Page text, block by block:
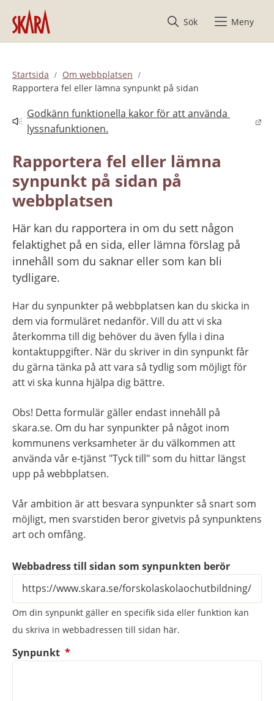
Hoppa till innehåll
Sök
Meny
Startsida
Om webbplatsen
Rapportera fel eller lämna synpunkt på sidan
Godkänn funktionella kakor för att använda
lyssnafunktionen.
Länk till annan webbplats.
Rapportera fel eller lämna
synpunkt på sidan på
webbplatsen
Här kan du rapportera in om du sett någon
felaktighet på en sida, eller lämna förslag på
innehåll som du saknar eller som kan bli
tydligare.
Har du synpunkter på webbplatsen kan du skicka in
dem via formuläret nedanför. Vill du att vi ska
återkomma till dig behöver du även fylla i dina
kontaktuppgifter. När du skriver in din synpunkt får
du gärna tänka på att vara så tydlig som möjligt för
att vi ska kunna hjälpa dig bättre.
Obs! Detta formulär gäller endast innehåll på
skara.se. Om du har synpunkter på något inom
kommunens verksamheter är du välkommen att
använda vår e-tjänst "Tyck till" som du hittar längst
upp på webbplatsen.
Vår ambition är att besvara synpunkter så snart som
möjligt, men svarstiden beror givetvis på synpunktens
art och omfång.
Webbadress till sidan som synpunkten berör
Om din synpunkt gäller en specifik sida eller funktion kan
du skriva in webbadressen till sidan här.
Synpunkt *(obligatorisk)